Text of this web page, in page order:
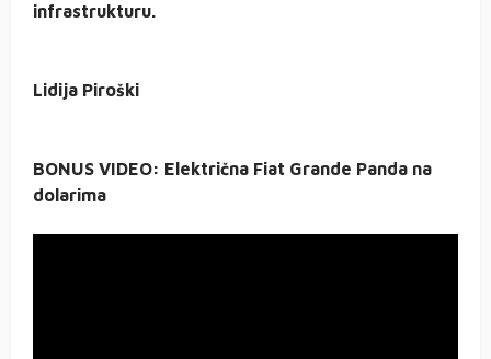
infrastrukturu.
Lidija Piroški
BONUS VIDEO: Električna Fiat Grande Panda na
dolarima